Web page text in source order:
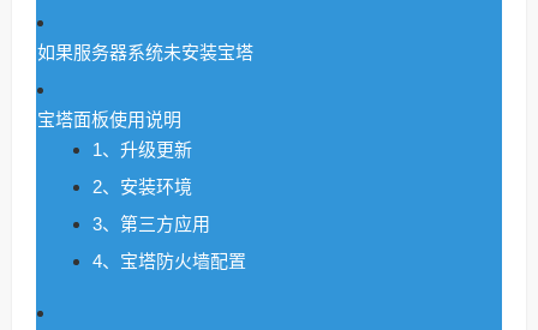
如果服务器系统未安装宝塔
宝塔面板使用说明
1、升级更新
2、安装环境
3、第三方应用
4、宝塔防火墙配置